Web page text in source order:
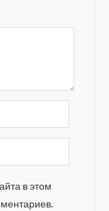
в этом